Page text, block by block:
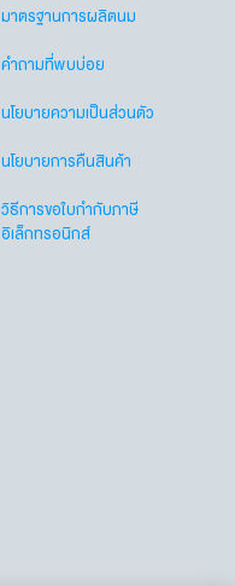
มาตรฐานการผลิตนม
คำถามที่พบบ่อย
นโยบายความเป็นส่วนตัว
นโยบายการคืนสินค้า
วิธีการขอใบกำกับภาษี
อิเล็กทรอนิกส์